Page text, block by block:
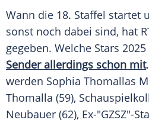
Wann die 18. Staffel startet
sonst noch dabei sind, hat
gegeben. Welche Stars
Sender allerdings schon mit
werden Sophia Thomallas
Thomalla (59),
Neubauer (62), Ex-"GZSZ"-